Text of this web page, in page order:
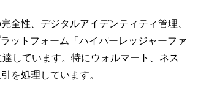
全性、デジタルアイデンティティ管理、
ットフォーム「ハイパーレッジャーファ
しています。特にウォルマート、ネス
を処理しています。